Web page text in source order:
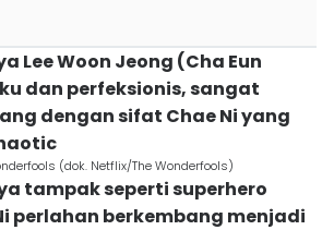
Lee Woon Jeong (Cha Eun
dan perfeksionis, sangat
dengan sifat Chae Ni yang
(dok. Netflix/The Wonderfools)
tampak seperti superhero
perlahan berkembang menjadi